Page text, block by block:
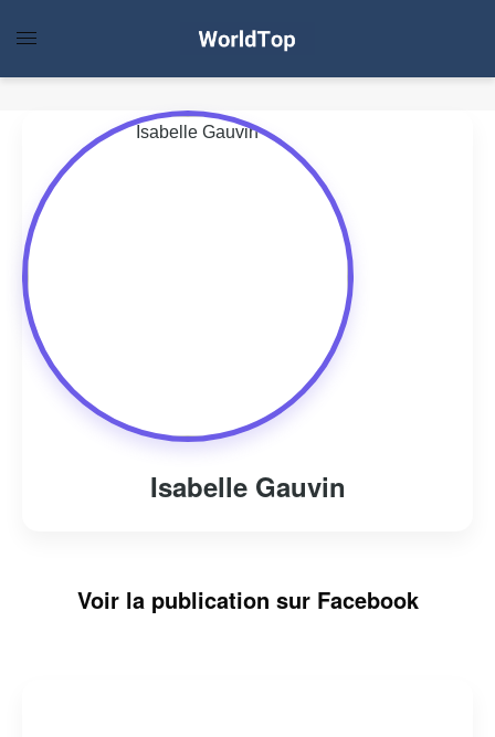
Isabelle Gauvin
Voir la publication sur Facebook